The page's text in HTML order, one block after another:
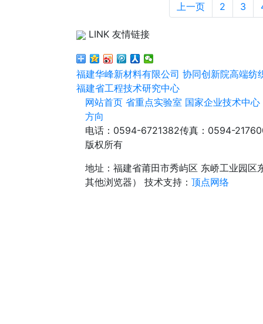
上一页 2 3
LINK 友情链接
福建华峰新材料有限公司 协同创新院高端纺
福建省工程技术研究中心
网站首页 省重点实验室 国家企业技术中心
方向
电话：0594-6721382传真：0594-
版权所有
地址：福建省莆田市秀屿区 东峤工业园区
其他浏览器）
技术支持： 顶点网络